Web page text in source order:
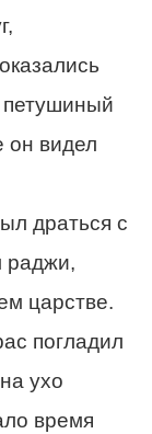
он видел
драться с
раджи,
царстве.
погладил
ухо
время